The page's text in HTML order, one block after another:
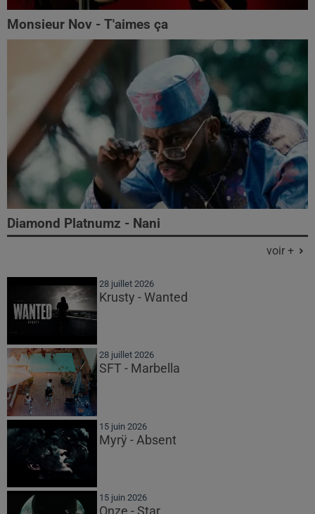
Monsieur Nov - T'aimes ça
Diamond Platnumz - Nani
voir +
28 juillet 2026
Krusty - Wanted
28 juillet 2026
SFT - Marbella
15 juin 2026
Myrÿ - Absent
15 juin 2026
Onze - Star